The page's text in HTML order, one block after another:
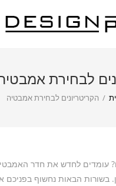
לבחירת
/ הקריטריונים לבחירת אמבטיה
עומדים לחדש את חדר
בשורות הבאות נחשוף בפניכם